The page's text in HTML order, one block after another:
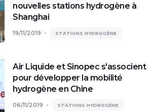
nouvelles stations hydrogène à
Shanghai
19/11/2019 STATIONS HYDROGÈNE
Air Liquide et Sinopec s'associent
pour développer la mobilité
hydrogène en Chine
06/11/2019 STATIONS HYDROGÈNE